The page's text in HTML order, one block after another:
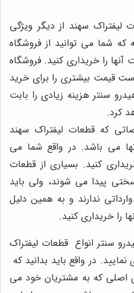
سهند از دیگر ویژگی
که شما می توانید از فروشگاه
آنها را خریداری کنید. فروشگاه
قیمت بیشتری را برای خرید
سنتر هزینه زیادی را بابت
کرد.
که قطعات لیفتراک سهند
می باشد. در واقع شما می
کنید. بسیاری از قطعات
پیدا می شوند، ولی باید
ندارند و به همین دلیل
را خریداری کنید.
سنتر انواع قطعات لیفتراک
در واقع باید بدانید که
اصلی که به مشتریان خود می